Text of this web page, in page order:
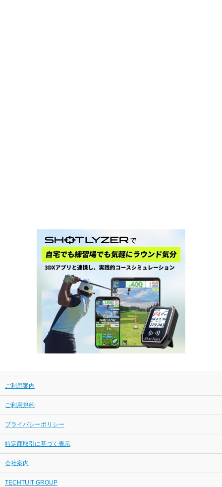
ご利用案内
ご利用規約
プライバシーポリシー
特定商取引に基づく表示
会社案内
TECHTUIT GROUP